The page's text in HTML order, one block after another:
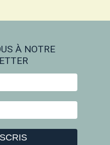
À NOTRE